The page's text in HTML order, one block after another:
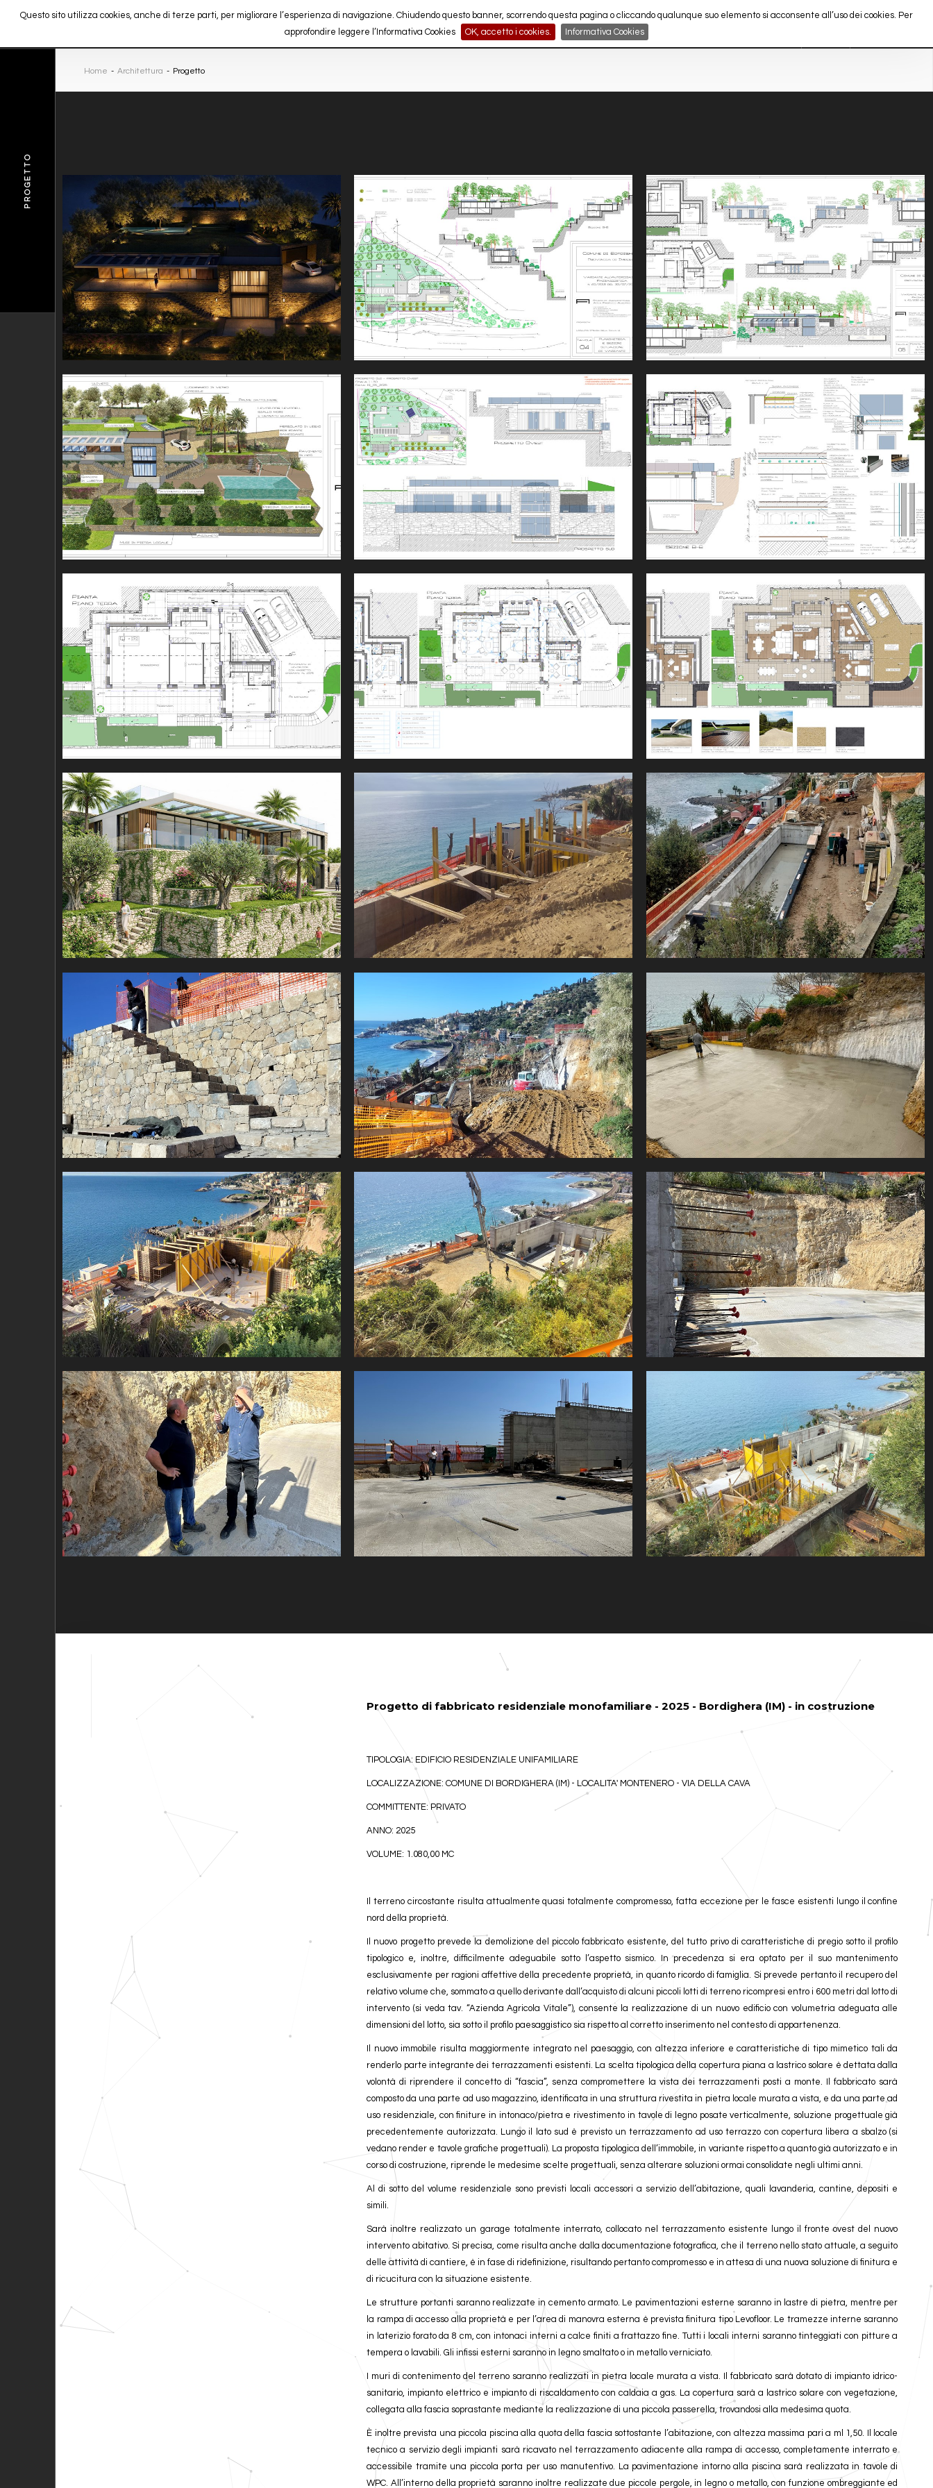
Questo sito utilizza cookies, anche di terze parti, per migliorare l’esperienza di navigazione. Chiudendo questo banner, scorrendo questa pagina o cliccando qualunque suo elemento si acconsente all’uso dei cookies. Per
approfondire leggere l’Informativa Cookies
OK, accetto i cookies. Informativa Cookies
+39 0184 262529 arch.fabrizioalborno@gmail.com
Home - Architettura - Progetto
Progetto di fabbricato residenziale monofamiliare - 2025 - Bordighera (IM) - in costruzione
TIPOLOGIA: EDIFICIO RESIDENZIALE UNIFAMILIARE
LOCALIZZAZIONE: COMUNE DI BORDIGHERA (IM) - LOCALITA' MONTENERO - VIA DELLA CAVA
COMMITTENTE: PRIVATO
ANNO: 2025
VOLUME: 1.080,00 MC
Il terreno circostante risulta attualmente quasi totalmente compromesso, fatta eccezione per le fasce esistenti lungo il confine
nord della proprietà.
Il nuovo progetto prevede la demolizione del piccolo fabbricato esistente, del tutto privo di caratteristiche di pregio sotto il profilo
tipologico e, inoltre, difficilmente adeguabile sotto l’aspetto sismico. In precedenza si era optato per il suo mantenimento
esclusivamente per ragioni affettive della precedente proprietà, in quanto ricordo di famiglia. Si prevede pertanto il recupero del
relativo volume che, sommato a quello derivante dall’acquisto di alcuni piccoli lotti di terreno ricompresi entro i 600 metri dal lotto di
intervento (si veda tav. “Azienda Agricola Vitale”), consente la realizzazione di un nuovo edificio con volumetria adeguata alle
dimensioni del lotto, sia sotto il profilo paesaggistico sia rispetto al corretto inserimento nel contesto di appartenenza.
Il nuovo immobile risulta maggiormente integrato nel paesaggio, con altezza inferiore e caratteristiche di tipo mimetico tali da
renderlo parte integrante dei terrazzamenti esistenti. La scelta tipologica della copertura piana a lastrico solare è dettata dalla
volontà di riprendere il concetto di “fascia”, senza compromettere la vista dei terrazzamenti posti a monte. Il fabbricato sarà
composto da una parte ad uso magazzino, identificata in una struttura rivestita in pietra locale murata a vista, e da una parte ad
uso residenziale, con finiture in intonaco/pietra e rivestimento in tavole di legno posate verticalmente, soluzione progettuale già
precedentemente autorizzata. Lungo il lato sud è previsto un terrazzamento ad uso terrazzo con copertura libera a sbalzo (si
vedano render e tavole grafiche progettuali). La proposta tipologica dell’immobile, in variante rispetto a quanto già autorizzato e in
corso di costruzione, riprende le medesime scelte progettuali, senza alterare soluzioni ormai consolidate negli ultimi anni.
Al di sotto del volume residenziale sono previsti locali accessori a servizio dell’abitazione, quali lavanderia, cantine, depositi e
simili.
Sarà inoltre realizzato un garage totalmente interrato, collocato nel terrazzamento esistente lungo il fronte ovest del nuovo
intervento abitativo. Si precisa, come risulta anche dalla documentazione fotografica, che il terreno nello stato attuale, a seguito
delle attività di cantiere, è in fase di ridefinizione, risultando pertanto compromesso e in attesa di una nuova soluzione di finitura e
di ricucitura con la situazione esistente.
Le strutture portanti saranno realizzate in cemento armato. Le pavimentazioni esterne saranno in lastre di pietra, mentre per
la rampa di accesso alla proprietà e per l’area di manovra esterna è prevista finitura tipo Levofloor. Le tramezze interne saranno
in laterizio forato da 8 cm, con intonaci interni a calce finiti a frattazzo fine. Tutti i locali interni saranno tinteggiati con pitture a
tempera o lavabili. Gli infissi esterni saranno in legno smaltato o in metallo verniciato.
I muri di contenimento del terreno saranno realizzati in pietra locale murata a vista. Il fabbricato sarà dotato di impianto idrico-
sanitario, impianto elettrico e impianto di riscaldamento con caldaia a gas. La copertura sarà a lastrico solare con vegetazione,
collegata alla fascia soprastante mediante la realizzazione di una piccola passerella, trovandosi alla medesima quota.
È inoltre prevista una piccola piscina alla quota della fascia sottostante l’abitazione, con altezza massima pari a ml 1,50. Il locale
tecnico a servizio degli impianti sarà ricavato nel terrazzamento adiacente alla rampa di accesso, completamente interrato e
accessibile tramite una piccola porta per uso manutentivo. La pavimentazione intorno alla piscina sarà realizzata in tavole di
WPC. All’interno della proprietà saranno inoltre realizzate due piccole pergole, in legno o metallo, con funzione ombreggiante ed
PROGETTO